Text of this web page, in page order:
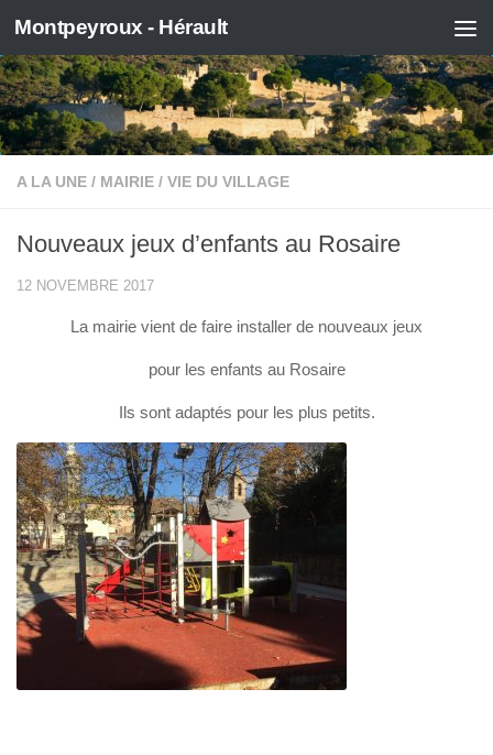
Skip to content
Montpeyroux - Hérault
A LA UNE / MAIRIE / VIE DU VILLAGE
Nouveaux jeux d’enfants au Rosaire
12 NOVEMBRE 2017
La mairie vient de faire installer de nouveaux jeux
pour les enfants au Rosaire
Ils sont adaptés pour les plus petits.